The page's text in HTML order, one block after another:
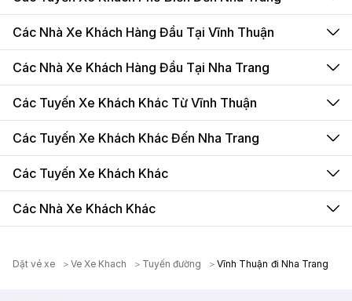
Các Nhà Xe Khách Hàng Đầu Tại Vĩnh Thuận
Các Nhà Xe Khách Hàng Đầu Tại Nha Trang
Các Tuyến Xe Khách Khác Từ Vĩnh Thuận
Các Tuyến Xe Khách Khác Đến Nha Trang
Các Tuyến Xe Khách Khác
Các Nhà Xe Khách Khác
Dặt vé xe Ve Xe Khach Tuyến đường Vĩnh Thuận đi Nha Trang